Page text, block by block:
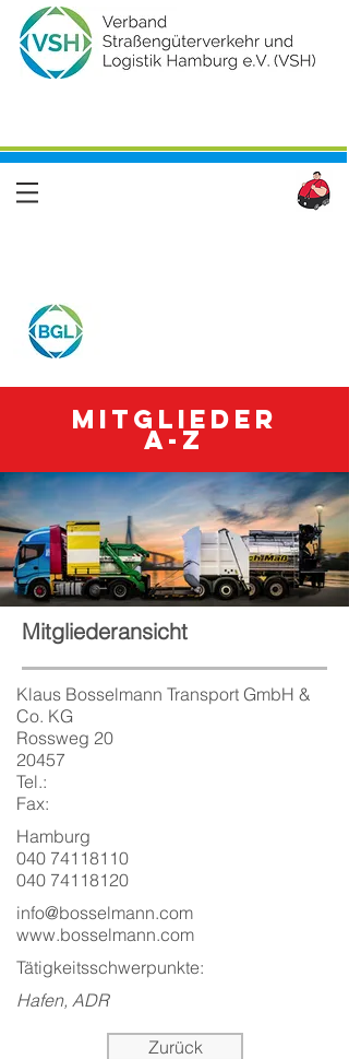
Mitglieder
A-Z
Mitgliederansicht
Klaus Bosselmann Transport GmbH &
Co. KG
Rossweg 20
20457
Tel.:
Fax:
Hamburg
040 74118110
040 74118120
info@bosselmann.com
www.bosselmann.com
Tätigkeitsschwerpunkte:
Hafen, ADR
Zurück